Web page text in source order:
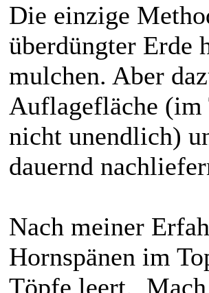
Die einzige
überdüngter Erde
mulchen. Aber
Auflagefläche (im
nicht unendlich)
dauernd
Nach meiner
Hornspänen im
Töpfe leert. Mach